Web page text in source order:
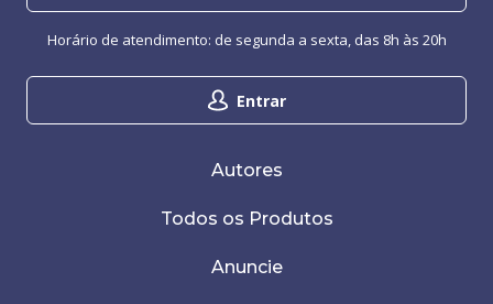
Entrar
Horário de atendimento: de segunda a sexta, das 8h às 20h
Autores
Todos os Produtos
Anuncie